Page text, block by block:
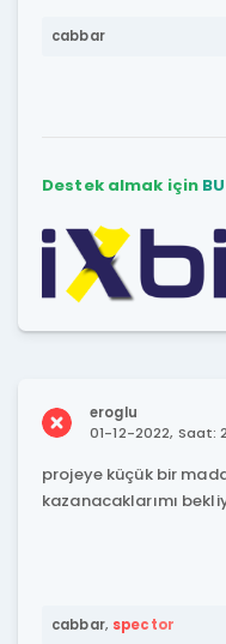
cabbar
Destek almak için
eroglu
01-12-2022, Saat:
projeye küçük bir
kazanacaklarımı
cabbar, spector